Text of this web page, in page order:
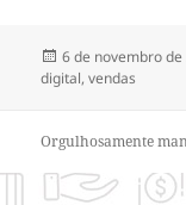
Publicado
em
6 de novembro
digital,vendas
Orgulhosamente